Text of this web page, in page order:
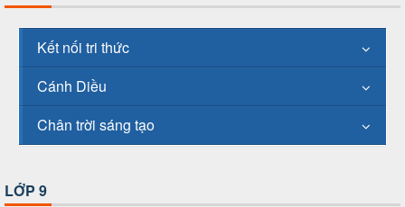
Kết nối tri thức
Cánh Diều
Chân trời sáng tạo
LỚP 9